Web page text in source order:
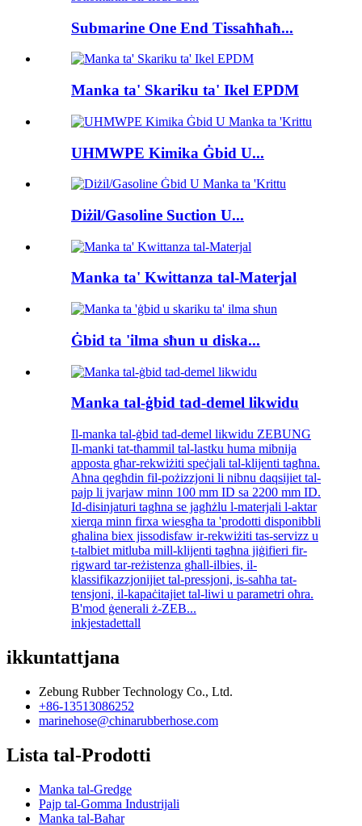
Submarine One End Tissaħħaħ...
Manka ta' Skariku ta' Ikel EPDM
UHMWPE Kimika Ġbid U...
Diżil/Gasoline Suction U...
Manka ta' Kwittanza tal-Materjal
Ġbid ta 'ilma sħun u diska...
Manka tal-ġbid tad-demel likwidu
Il-manka tal-ġbid tad-demel likwidu ZEBUNG
Il-manki tat-tħammil tal-lastku huma mibnija
apposta għar-rekwiżiti speċjali tal-klijenti tagħna.
Aħna qegħdin fil-pożizzjoni li nibnu daqsijiet tal-
pajp li jvarjaw minn 100 mm ID sa 2200 mm ID.
Id-disinjaturi tagħna se jagħżlu l-materjali l-aktar
xierqa minn firxa wiesgħa ta 'prodotti disponibbli
għalina biex jissodisfaw ir-rekwiżiti tas-servizz u
t-talbiet mitluba mill-klijenti tagħna jiġifieri fir-
rigward tar-reżistenza għall-ilbies, il-
klassifikazzjonijiet tal-pressjoni, is-saħħa tat-
tensjoni, il-kapaċitajiet tal-liwi u parametri oħra.
B'mod ġenerali ż-ZEB...
inkjestadettall
ikkuntattjana
Zebung Rubber Technology Co., Ltd.
+86-13513086252
marinehose@chinarubberhose.com
Lista tal-Prodotti
Manka tal-Gredge
Pajp tal-Gomma Industrijali
Manka tal-Baħar